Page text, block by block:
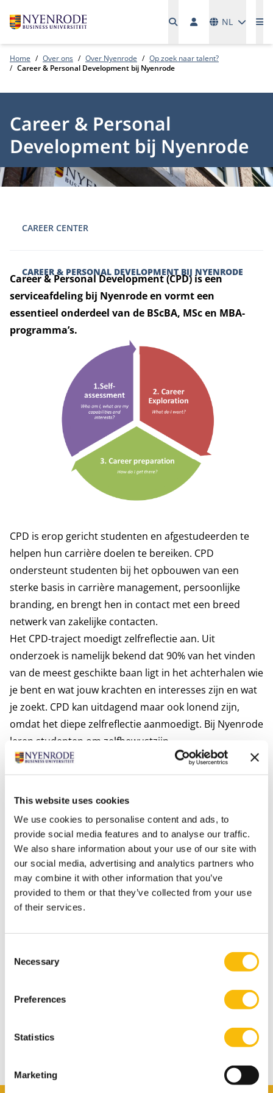
This website uses cookies
We use cookies to personalise content and ads, to
provide social media features and to analyse our traffic.
We also share information about your use of our site with
our social media, advertising and analytics partners who
may combine it with other information that you’ve
provided to them or that they’ve collected from your use
of their services.
Selection
Necessary
Preferences
Statistics
Marketing
NL
Home Over ons Over Nyenrode
Op zoek naar talent?
Career & Personal Development bij Nyenrode
Career & Personal
Development bij Nyenrode
CAREER CENTER
CAREER & PERSONAL DEVELOPMENT BIJ NYENRODE
Career & Personal Development (CPD) is een
serviceafdeling bij Nyenrode en vormt een
essentieel onderdeel van de BScBA, MSc en MBA-
programma’s.
CPD is erop gericht studenten en afgestudeerden te
helpen hun carrière doelen te bereiken. CPD
ondersteunt studenten bij het opbouwen van een
sterke basis in carrière management, persoonlijke
branding, en brengt hen in contact met een breed
netwerk van zakelijke contacten.
Het CPD-traject moedigt zelfreflectie aan. Uit
onderzoek is namelijk bekend dat 90% van het vinden
van de meest geschikte baan ligt in het achterhalen wie
je bent en wat jouw krachten en interesses zijn en wat
je zoekt. CPD kan uitdagend maar ook lonend zijn,
omdat het diepe zelfreflectie aanmoedigt. Bij Nyenrode
leren studenten om zelfbewustzijn,
verantwoordelijkheid en leiderschapsvaardigheden te
ontwikkelen die essentieel zijn voor persoonlijke en
We bieden we de volgende diensten aan:
Carrière-evenementen
Netwerkevenementen
Workshops voor carrière- en persoonlijke ontwikkeling
Advies voor CV en motivatiebrief
Advies voor LinkedIn
Oefeninterviews